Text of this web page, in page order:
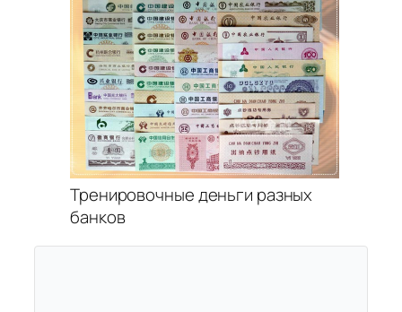
Тренировочные деньги разных
банков